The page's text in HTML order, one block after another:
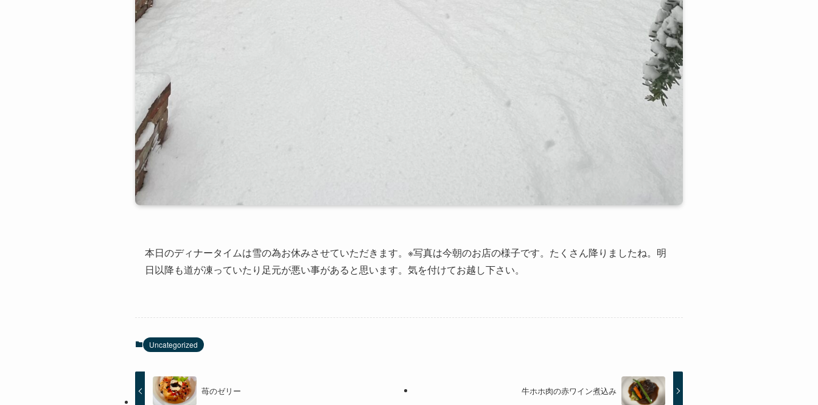
本日のディナータイムは雪の為お休みさせていただきます。※写真は今朝のお店の様子です。たくさん降りましたね。明
日以降も道が凍っていたり足元が悪い事があると思います。気を付けてお越し下さい。
Uncategorized
苺のゼリー 牛ホホ肉の赤ワイン煮込み